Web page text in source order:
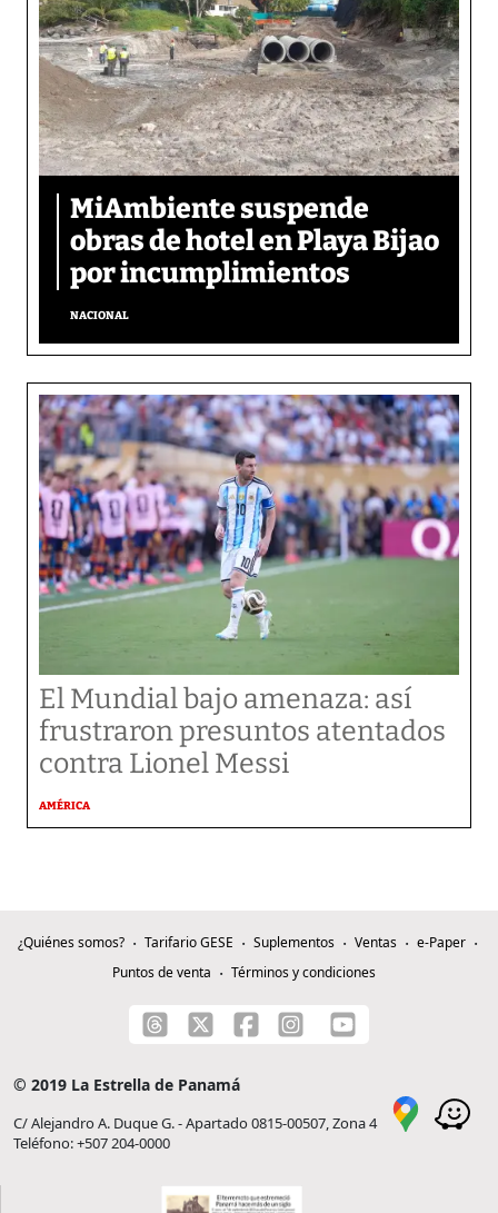
MiAmbiente suspende
obras de hotel en Playa Bijao
por incumplimientos
NACIONAL
El Mundial bajo amenaza: así
frustraron presuntos atentados
contra Lionel Messi
AMÉRICA
¿Quiénes somos? Tarifario GESE Suplementos Ventas
e-Paper
Puntos de venta
Términos y condiciones
© 2019 La Estrella de Panamá
C/ Alejandro A. Duque G. - Apartado 0815-00507, Zona 4
Teléfono: +507 204-0000